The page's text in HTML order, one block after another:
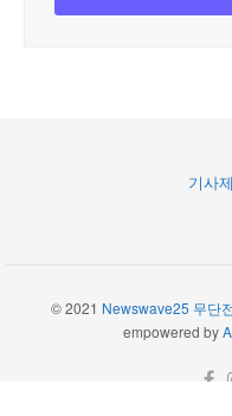
기사
© 2021 Newswave25 무단
empowered by